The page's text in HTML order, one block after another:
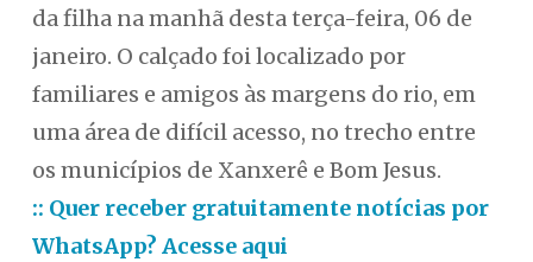
da filha na manhã desta terça-feira, 06 de
janeiro. O calçado foi localizado por
familiares e amigos às margens do rio, em
uma área de difícil acesso, no trecho entre
os municípios de Xanxerê e Bom Jesus.
:: Quer receber gratuitamente notícias por
WhatsApp? Acesse aqui